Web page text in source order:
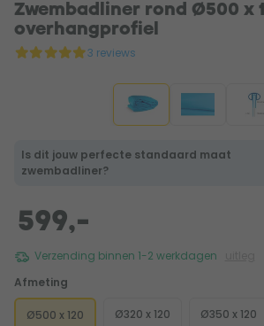
Zwembadliner rond Ø500 x
overhangprofiel
3 reviews
Is dit jouw perfecte standaard maat
zwembadliner?
599,-
Verzending binnen 1-2 werkdagen
Afmeting
Ø500 x 120 Ø320 x 120 Ø350 x 120